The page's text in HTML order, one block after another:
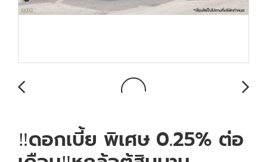
‼️ดอกเบี้ย พิเศษ 0.25% ต่อ